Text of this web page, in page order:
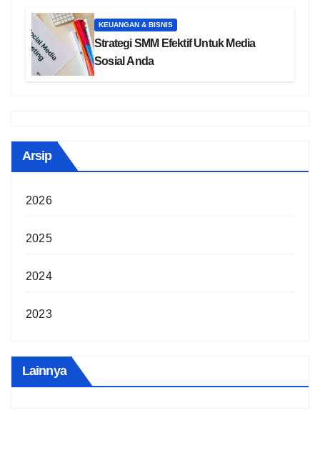
KEUANGAN & BISNIS
Strategi SMM Efektif Untuk Media
Sosial Anda
Arsip
2026
2025
2024
2023
Lainnya